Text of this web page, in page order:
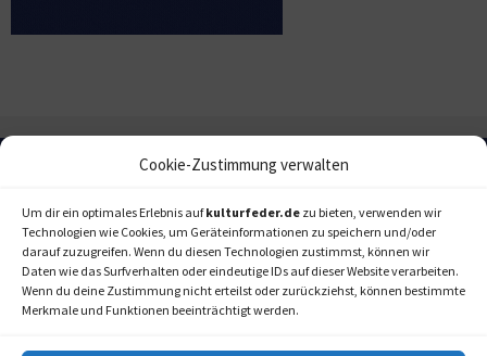
Cookie-Zustimmung verwalten
Um dir ein optimales Erlebnis aufkulturfeder.de zu bieten, verwenden wir
Technologien wie Cookies, um Geräteinformationen zu speichern und/oder
darauf zuzugreifen. Wenn du diesen Technologien zustimmst, können wir
Daten wie das Surfverhalten oder eindeutige IDs auf dieser Website verarbeiten.
Wenn du deine Zustimmung nicht erteilst oder zurückziehst, können bestimmte
Merkmale und Funktionen beeinträchtigt werden.